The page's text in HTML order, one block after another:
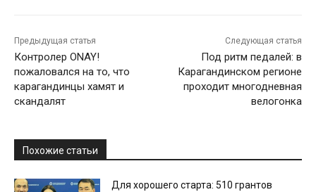
Предыдущая статья
Контролер ONAY!
пожаловался на то, что
карагандинцы хамят и
скандалят
Следующая статья
Под ритм педалей: в
Карагандинском регионе
проходит многодневная
велогонка
Похожие статьи
Для хорошего старта: 510 грантов